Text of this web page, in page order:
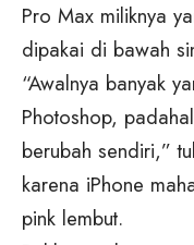
Pro Max miliknya
dipakai di bawah
“Awalnya banyak
Photoshop,
berubah sendiri,”
karena iPhone
pink lembut.